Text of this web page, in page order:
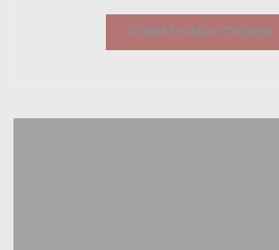
IZOBRAŽEVANJE IZVEDENO